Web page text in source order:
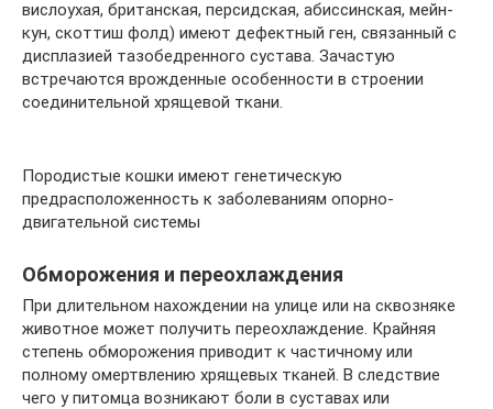
вислоухая, британская, персидская, абиссинская, мейн-
кун, скоттиш фолд) имеют дефектный ген, связанный с
дисплазией тазобедренного сустава. Зачастую
встречаются врожденные особенности в строении
соединительной хрящевой ткани.
Породистые кошки имеют генетическую
предрасположенность к заболеваниям опорно-
двигательной системы
Обморожения и переохлаждения
При длительном нахождении на улице или на сквозняке
животное может получить переохлаждение. Крайняя
степень обморожения приводит к частичному или
полному омертвлению хрящевых тканей. В следствие
чего у питомца возникают боли в суставах или